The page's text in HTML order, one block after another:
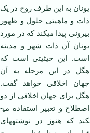
یونان به این طرف روح در یک
ذات و ماهیتی حلول و ظهور
بیرونی پیدا می­کند که در مورد
یونان آن ذات شهر و مدینه
است. این حیثیتی است که
هگل در این مرحله به آن
جهان اخلاقی خواهد گفت.
هگل برای جهان اخلاقی از دو
اصطلاح و تعبیر استفاده می­
کند که هنوز در نوشته­های